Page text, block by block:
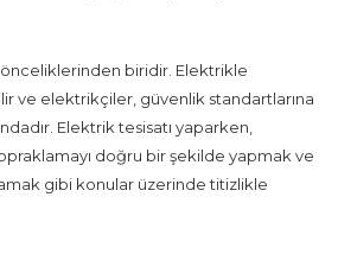
biridir. Elektrikle
ve elektrikçiler, güvenlik standartlarına
Elektrik tesisatı yaparken,
doğru bir şekilde yapmak ve
gibi konular üzerinde titizlikle